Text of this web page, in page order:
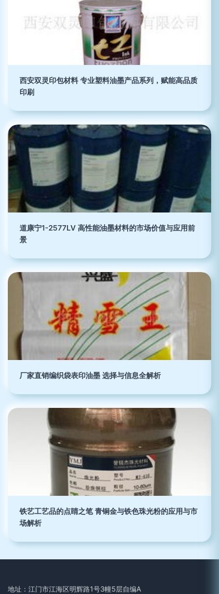
西安双灵印包材料 专业塑料油墨产品系列，赋能高品质
印刷
道康宁1-2577LV 高性能油墨材料的市场价值与应用前
景
厂家直销编织袋表印油墨 选择与信息全解析
铁艺工艺品的点睛之笔 青铜金与铁色珠光粉的应用与市
场解析
地址：江门市江海区明辉路1号3幢5层自编A